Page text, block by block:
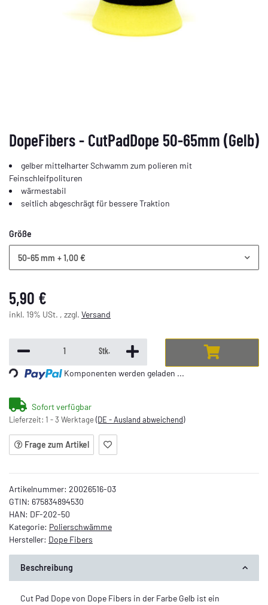
DopeFibers - CutPadDope 50-65mm (Gelb)
gelber mittelharter Schwamm zum polieren mit
Feinschleifpolituren
wärmestabil
seitlich abgeschrägt für bessere Traktion
Größe
50-65 mm + 1,00 €
5,90 €
inkl. 19% USt. , zzgl. Versand
Stk.
Loading... Komponenten werden geladen ...
Sofort verfügbar
Lieferzeit: 1 - 3 Werktage (DE - Ausland abweichend)
Frage zum Artikel
Artikelnummer: 20026516-03
GTIN: 675834894530
HAN: DF-202-50
Kategorie: Polierschwämme
Hersteller: Dope Fibers
Beschreibung
Cut Pad Dope von Dope Fibers in der Farbe Gelb ist ein